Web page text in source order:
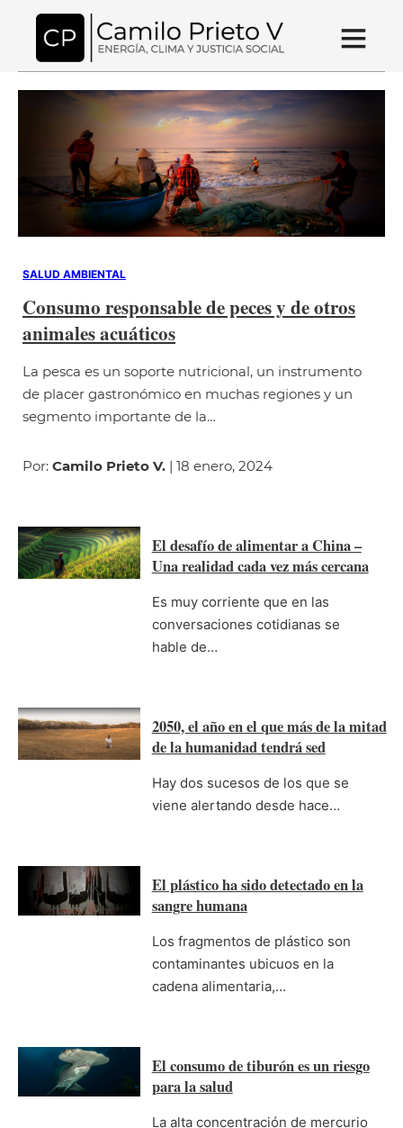
SALUD AMBIENTAL
Consumo responsable de peces y de otros
animales acuáticos
La pesca es un soporte nutricional, un instrumento
de placer gastronómico en muchas regiones y un
segmento importante de la…
Por: Camilo Prieto V. | 18 enero, 2024
El desafío de alimentar a China –
Una realidad cada vez más cercana
Es muy corriente que en las
conversaciones cotidianas se
hable de…
2050, el año en el que más de la mitad
de la humanidad tendrá sed
Hay dos sucesos de los que se
viene alertando desde hace…
El plástico ha sido detectado en la
sangre humana
Los fragmentos de plástico son
contaminantes ubicuos en la
cadena alimentaria,…
El consumo de tiburón es un riesgo
para la salud
La alta concentración de mercurio